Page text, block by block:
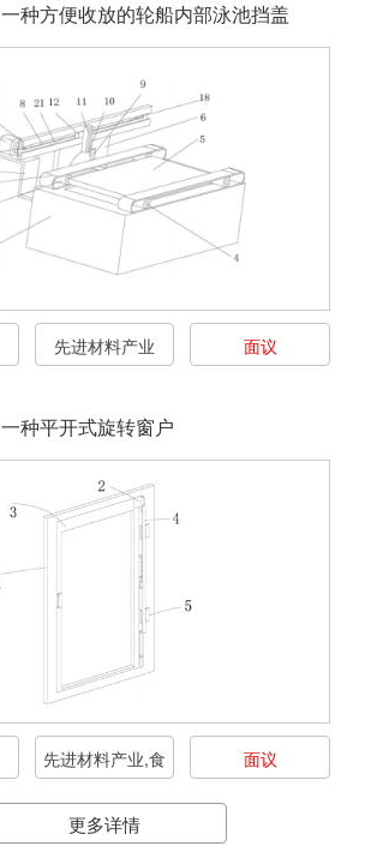
一种方便收放的轮船内部泳池挡盖
先进材料产业 面议
一种平开式旋转窗户
先进材料产业,食
品饮料产业,其它
行业
面议
更多详情